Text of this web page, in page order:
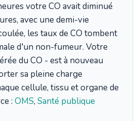
votre CO avait diminué
avec une demi-vie
les taux de CO tombent
d'un non-fumeur. Votre
du CO - est à nouveau
sa pleine charge
cellule, tissu et organe de
: OMS, Santé publique